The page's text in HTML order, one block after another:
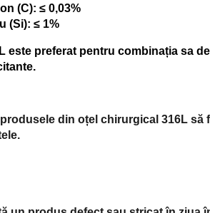
(C): ≤ 0,03%
(Si): ≤ 1%
este preferat pentru combinația sa
din oțel chirurgical 316L